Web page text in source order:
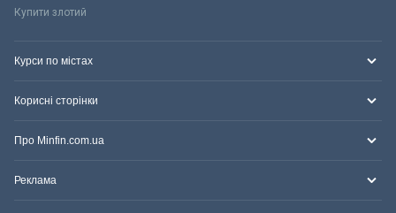
Купити злотий
Курси по містах
Корисні сторінки
Про Minfin.com.ua
Реклама